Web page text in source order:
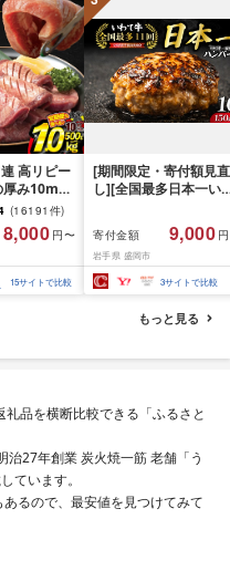
高リピー
厚み10mm
塩味/ ≪ス
営業日以
る内容量
便 毎月
ふるさ
ング 岩手
(16191 件)
8,000 円〜
15サイトで比較
[期間限定・寄付額見直
し][全国最多日本一い
1.5kg(150g×10個) い
て牛 × 岩中豚 ハンバー
グ 合挽き 合い挽き 黒
和牛 人気 冷凍 個包装
分け 冷凍 牛肉 豚肉 和
ビーフ ポーク はんば
ぐ 挽肉 お肉 ミンチ 肉
キング 1位 1万円以下
寄付金額 9,000
岩手県 盛岡市
3サイトで比較
もっと見る
品を横断比較できる「ふるさと
治27年創業 炭火焼一筋 老舗「う
ています。
るので、最安値を見つけてみて